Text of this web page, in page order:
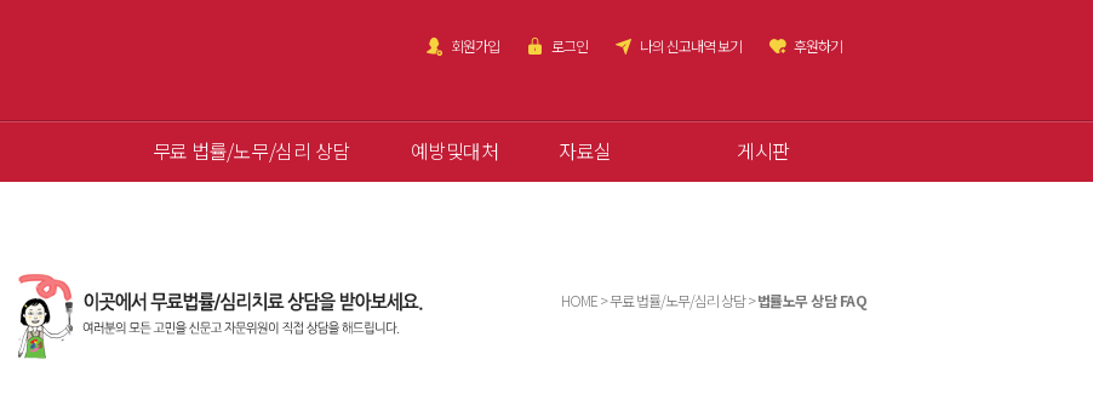
회원가입 로그인 나의 신고내역 보기 후원하기
무료 법률/노무/심리 상담 예방및대처 자료실 게시판
HOME > 무료 법률/노무/심리 상담 >법률노무 상담 FAQ